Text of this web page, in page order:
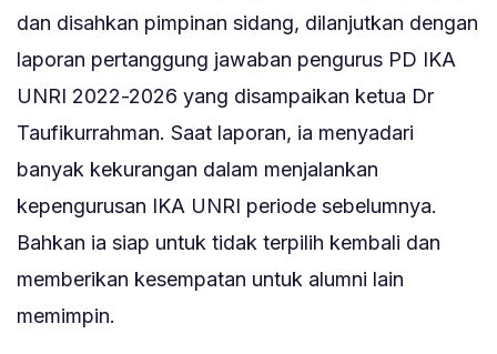
dan disahkan pimpinan sidang, dilanjutkan dengan
laporan pertanggung jawaban pengurus PD IKA
UNRI 2022-2026 yang disampaikan ketua Dr
Taufikurrahman. Saat laporan, ia menyadari
banyak kekurangan dalam menjalankan
kepengurusan IKA UNRI periode sebelumnya.
Bahkan ia siap untuk tidak terpilih kembali dan
memberikan kesempatan untuk alumni lain
memimpin.